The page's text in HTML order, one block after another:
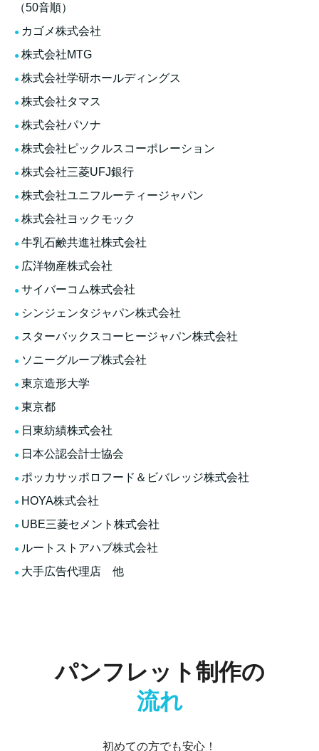
（50音順）
カゴメ株式会社
株式会社MTG
株式会社学研ホールディングス
株式会社タマス
株式会社パソナ
株式会社ピックルスコーポレーション
株式会社三菱UFJ銀行
株式会社ユニフルーティージャパン
株式会社ヨックモック
牛乳石鹸共進社株式会社
広洋物産株式会社
サイバーコム株式会社
シンジェンタジャパン株式会社
スターバックスコーヒージャパン株式会社
ソニーグループ株式会社
東京造形大学
東京都
日東紡績株式会社
日本公認会計士協会
ポッカサッポロフード＆ビバレッジ株式会社
HOYA株式会社
UBE三菱セメント株式会社
ルートストアハブ株式会社
大手広告代理店 他
パンフレット制作の
流れ
初めての方でも安心！